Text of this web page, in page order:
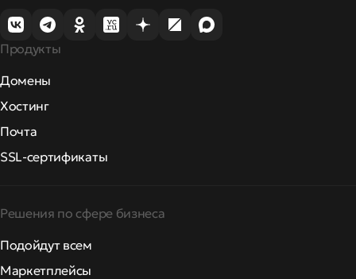
Продукты
Домены
Хостинг
Почта
SSL-сертификаты
Решения по сфере бизнеса
Подойдут всем
Маркетплейсы